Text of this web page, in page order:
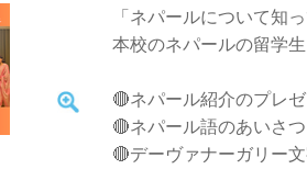
「ネパールについて知
本校のネパールの留学
🔴ネパール紹介のプレ
🔴ネパール語のあいさ
🔴デーヴァナーガリー